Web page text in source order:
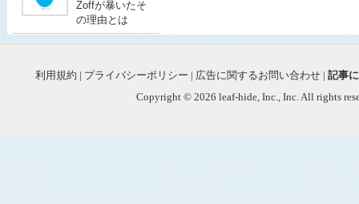
Zoffが暴いたそ
の理由とは
利用規約 | プライバシーポリシー | 広告に関するお問い合わせ | 記事
Copyright © 2026 leaf-hide, Inc., Inc. All rights